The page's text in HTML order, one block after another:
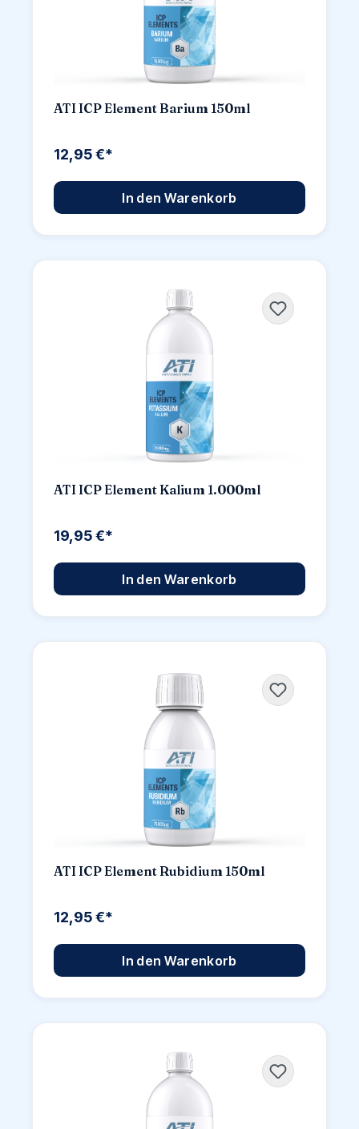
ATI ICP Element Barium 150ml
12,95 €*
In den Warenkorb
ATI ICP Element Kalium 1.000ml
19,95 €*
In den Warenkorb
ATI ICP Element Rubidium 150ml
12,95 €*
In den Warenkorb